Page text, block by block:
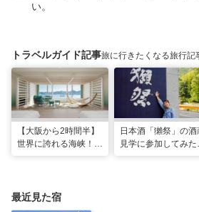
い。
トラベルガイド記事旅に行きたくなる旅行記
【大阪から2時間半】
世界に誇れる海峡！
日本酒「獺祭」の酒
見学に参加してみた
最近見た宿